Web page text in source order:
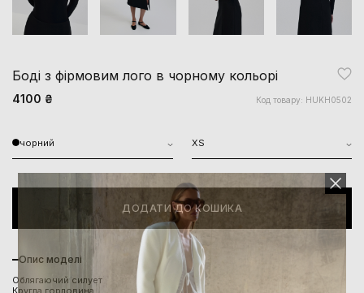
Боді з фірмовим лого в чорному кольорі
4100 ₴ Код товару: HUKH0502
чорний XS
ДОДАТИ ДО КОШИКА
Опис моделі
Облягаючий силует
Кругла горловина